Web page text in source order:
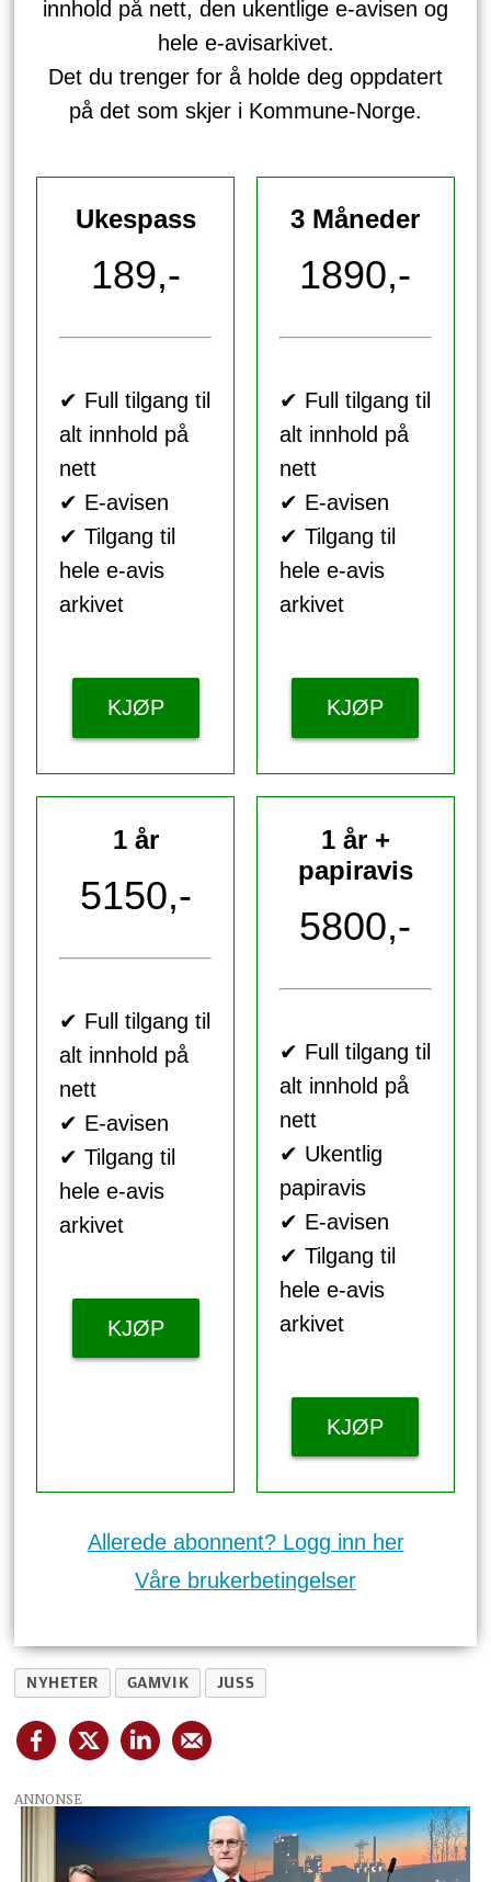
innhold på nett, den ukentlige e-avisen og
hele e-avisarkivet.
Det du trenger for å holde deg oppdatert
på det som skjer i Kommune-Norge.
Ukespass
189,-
✔ Full tilgang til
alt innhold på
nett
✔ E-avisen
✔ Tilgang til
hele e-avis
arkivet
KJØP
3 Måneder
1890,-
✔ Full tilgang til
alt innhold på
nett
✔ E-avisen
✔ Tilgang til
hele e-avis
arkivet
KJØP
1 år
5150,-
✔ Full tilgang til
alt innhold på
nett
✔ E-avisen
✔ Tilgang til
hele e-avis
arkivet
KJØP
1 år +
papiravis
5800,-
✔ Full tilgang til
alt innhold på
nett
✔ Ukentlig
papiravis
✔ E-avisen
✔ Tilgang til
hele e-avis
arkivet
KJØP
Allerede abonnent? Logg inn her
Våre brukerbetingelser
NYHETER GAMVIK JUSS
ANNONSE